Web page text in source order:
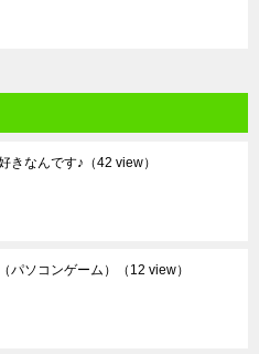
きなんです♪ （42 view）
パソコンゲーム） （12 view）